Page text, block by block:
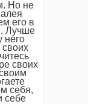
Но не
его в
Лучше
него
своих
своих
себя,
себе